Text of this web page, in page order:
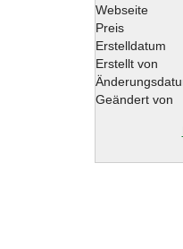
Webseite
Preis
Erstelldatum
Erstellt von
Geändert von